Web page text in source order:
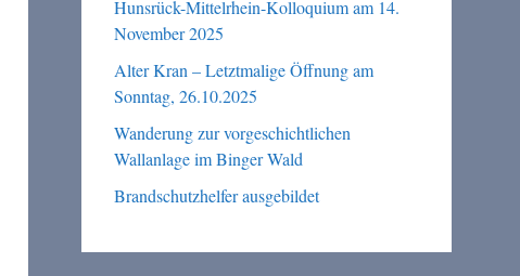
Hunsrück-Mittelrhein-Kolloquium am 14.
November 2025
Alter Kran – Letztmalige Öffnung am
Sonntag, 26.10.2025
Wanderung zur vorgeschichtlichen
Wallanlage im Binger Wald
Brandschutzhelfer ausgebildet